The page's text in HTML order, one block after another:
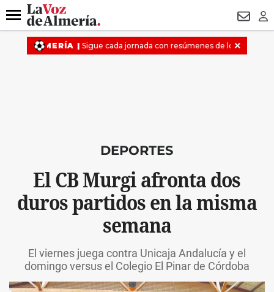
DESTACADO
Menú
DEPORTES
El CB Murgi afronta dos
duros partidos en la misma
semana
El viernes juega contra Unicaja Andalucía y el
domingo versus el Colegio El Pinar de Córdoba